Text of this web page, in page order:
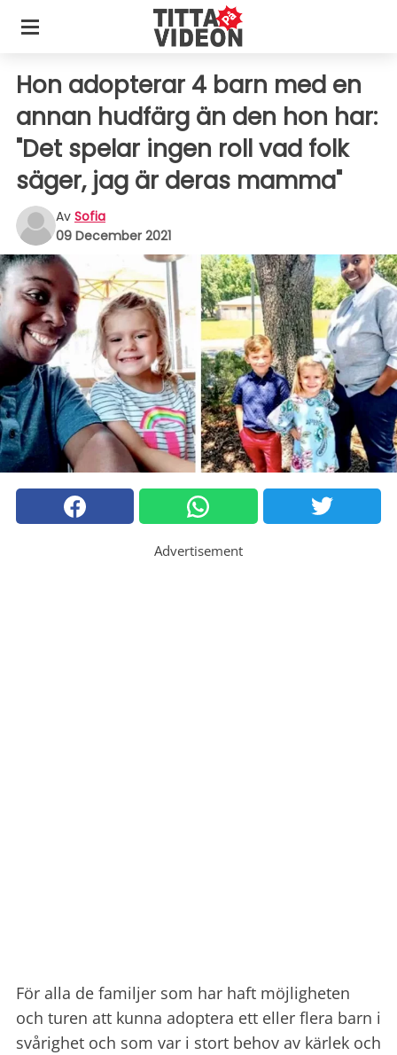
Hon adopterar 4 barn med en
annan hudfärg än den hon har:
"Det spelar ingen roll vad folk
säger, jag är deras mamma"
Av Sofia
09 December 2021
Advertisement
För alla de familjer som har haft möjligheten
och turen att kunna adoptera ett eller flera barn i
svårighet och som var i stort behov av kärlek och